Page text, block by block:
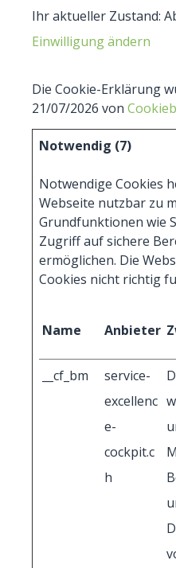
Ihr aktueller Zustand:
Einwilligung ändern
Die Cookie-Erklärung
21/07/2026 von
Notwendig (7)
Notwendige Cookies
Webseite nutzbar zu
Grundfunktionen wie
Zugriff auf sichere
ermöglichen. Die
Cookies nicht richtig
Name Anbieter
__cf_bm
service-
excellenc
e-
cockpit.c
h